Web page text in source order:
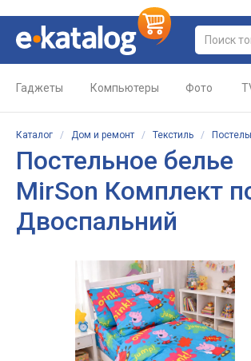
Гаджеты Компьютеры Фото
Каталог / Дом и ремонт / Текстиль /
Постельное белье
MirSon Комплект
Двоспальний